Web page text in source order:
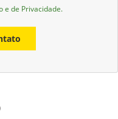
e de Privacidade.